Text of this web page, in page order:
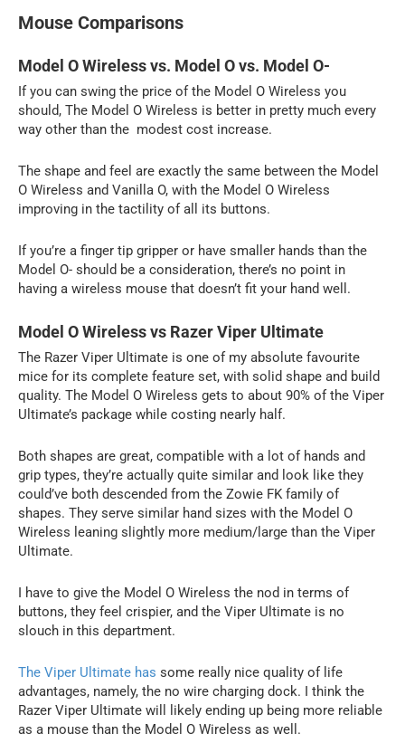
Mouse Comparisons
Model O Wireless vs. Model O vs. Model O-
If you can swing the price of the Model O Wireless you
should, The Model O Wireless is better in pretty much every
way other than the modest cost increase.
The shape and feel are exactly the same between the Model
O Wireless and Vanilla O, with the Model O Wireless
improving in the tactility of all its buttons.
If you’re a finger tip gripper or have smaller hands than the
Model O- should be a consideration, there’s no point in
having a wireless mouse that doesn’t fit your hand well.
Model O Wireless vs Razer Viper Ultimate
The Razer Viper Ultimate is one of my absolute favourite
mice for its complete feature set, with solid shape and build
quality. The Model O Wireless gets to about 90% of the Viper
Ultimate’s package while costing nearly half.
Both shapes are great, compatible with a lot of hands and
grip types, they’re actually quite similar and look like they
could’ve both descended from the Zowie FK family of
shapes. They serve similar hand sizes with the Model O
Wireless leaning slightly more medium/large than the Viper
Ultimate.
I have to give the Model O Wireless the nod in terms of
buttons, they feel crispier, and the Viper Ultimate is no
slouch in this department.
The Viper Ultimate has some really nice quality of life
advantages, namely, the no wire charging dock. I think the
Razer Viper Ultimate will likely ending up being more reliable
as a mouse than the Model O Wireless as well.